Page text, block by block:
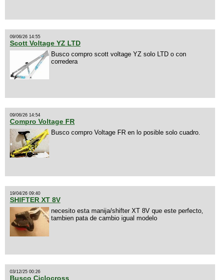
09/06/26 14:55
Scott Voltage YZ LTD
Busco compro scott voltage YZ solo LTD o con
corredera
09/06/26 14:54
Compro Voltage FR
Busco compro Voltage FR en lo posible solo cuadro.
19/04/26 09:40
SHIFTER XT 8V
necesito esta manija/shifter XT 8V que este perfecto,
tambien pata de cambio igual modelo
03/12/25 00:26
Busco Ciclocross